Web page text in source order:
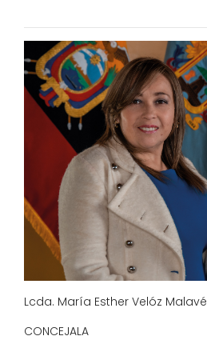
Lcda. María Esther Velóz Malavé
CONCEJALA